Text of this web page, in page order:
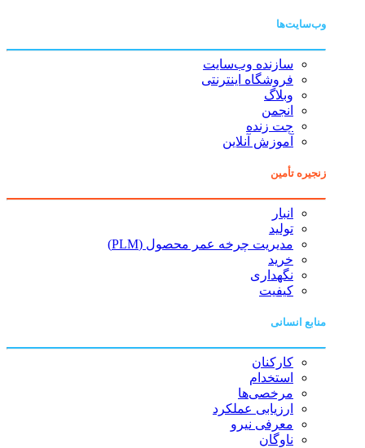
وب‌سایت‌ها
سازنده وب‌سایت
فروشگاه اینترنتی
وبلاگ
انجمن
چت زنده
آموزش آنلاین
زنجیره تأمین
انبار
تولید
مدیریت چرخه عمر محصول (PLM)
خرید
نگهداری
کیفیت
منابع انسانی
کارکنان
استخدام
مرخصی‌ها
ارزیابی عملکرد
معرفی نیرو
ناوگان